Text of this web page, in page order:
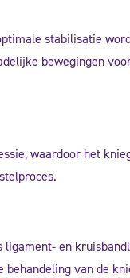
stabilisatie
bewegingen
waardoor het
en
van de